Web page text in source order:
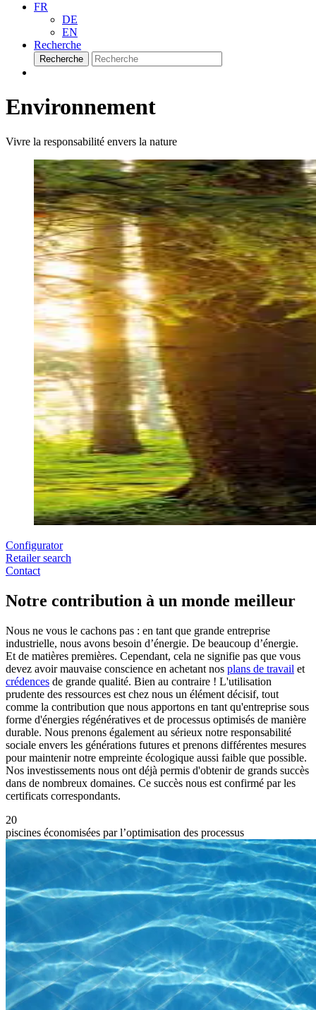
FR
DE
EN
Recherche
Recherche
Environnement
Vivre la responsabilité envers la nature
Configurator
Retailer search
Contact
Notre contribution à un monde meilleur
Nous ne vous le cachons pas : en tant que grande entreprise
industrielle, nous avons besoin d’énergie. De beaucoup d’énergie.
Et de matières premières. Cependant, cela ne signifie pas que vous
devez avoir mauvaise conscience en achetant nos plans de travail et
crédences de grande qualité. Bien au contraire ! L'utilisation
prudente des ressources est chez nous un élément décisif, tout
comme la contribution que nous apportons en tant qu'entreprise sous
forme d'énergies régénératives et de processus optimisés de manière
durable. Nous prenons également au sérieux notre responsabilité
sociale envers les générations futures et prenons différentes mesures
pour maintenir notre empreinte écologique aussi faible que possible.
Nos investissements nous ont déjà permis d'obtenir de grands succès
dans de nombreux domaines. Ce succès nous est confirmé par les
certificats correspondants.
20
piscines économisées par l’optimisation des processus